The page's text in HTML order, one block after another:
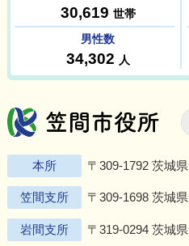
本所 〒309-1792 茨城
笠間支所 〒309-1698 茨城
岩間支所 〒319-0294 茨城